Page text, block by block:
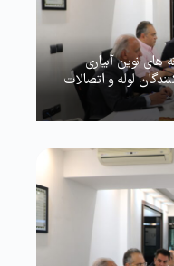
های نوین آبیاری
لوله و اتصالات